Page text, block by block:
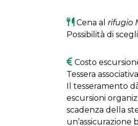
Cena alrifugio
Possibilità di
Costo
Tessera
Il tesseramento
escursioni
scadenza della
un’assicurazione